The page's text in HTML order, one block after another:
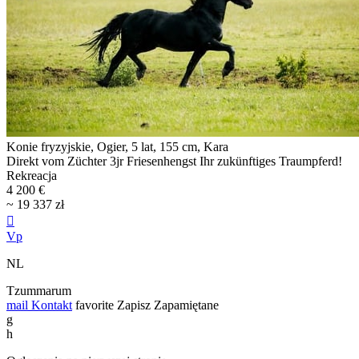
Konie fryzyjskie, Ogier, 5 lat, 155 cm, Kara
Direkt vom Züchter 3jr Friesenhengst Ihr zukünftiges Traumpferd!
Rekreacja
4 200 €
~ 19 337 zł

Vp
NL
Tzummarum
mail Kontakt favorite Zapisz Zapamiętane
g
h